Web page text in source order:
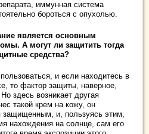
иммунная система
бороться с опухолью.
является основным
А могут ли защитить тогда
средства?
и если находитесь в
то фактор защиты, наверное,
здесь возникает другая
такой крем на кожу, он
защищенным, и, пользуясь этим,
нахождения на солнце, сам его